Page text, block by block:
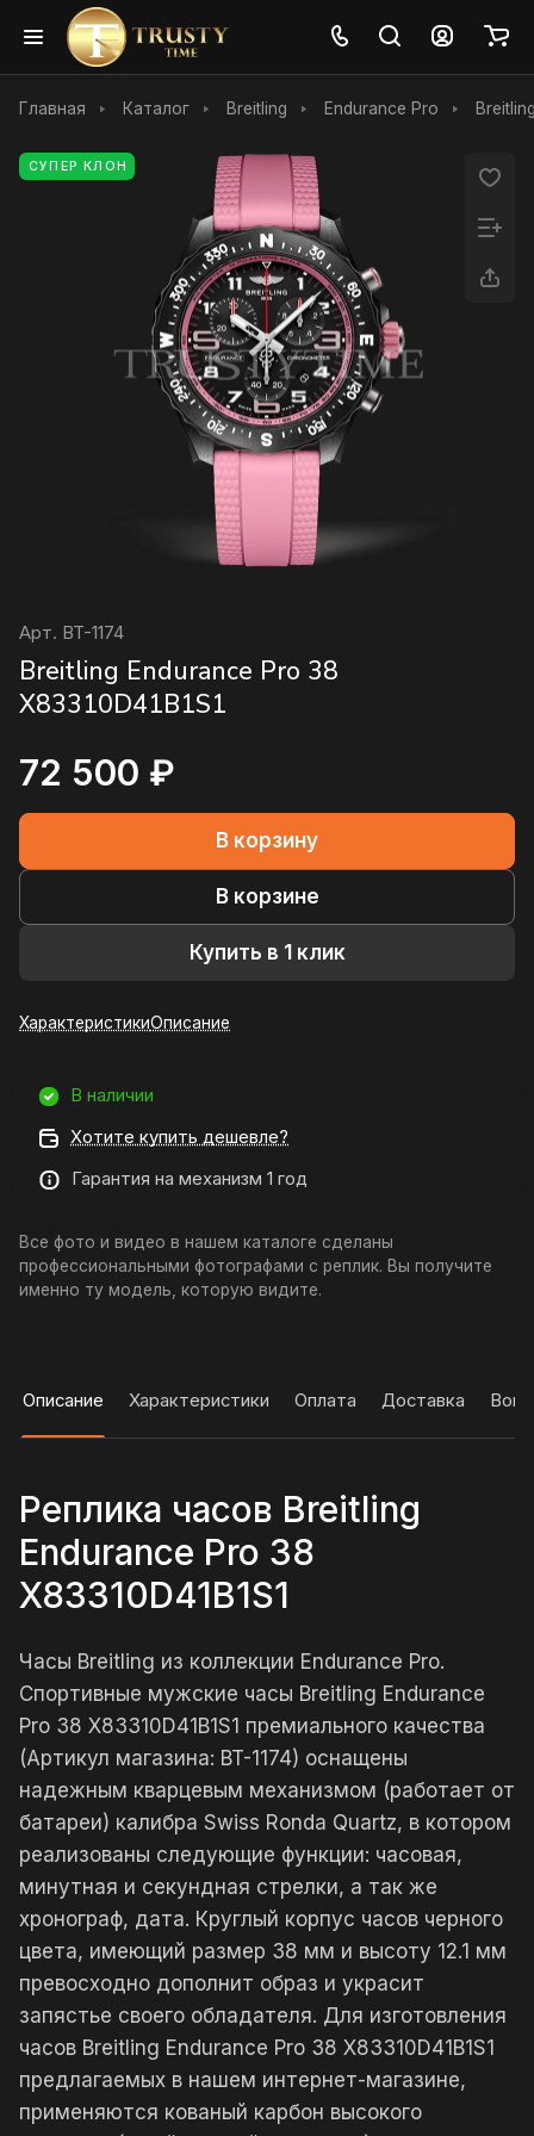
Главная Каталог Breitling Endurance Pro
СУПЕР КЛОН
Арт. BT-1174
Breitling Endurance Pro 38
X83310D41B1S1
72 500 ₽
В корзину
В корзине
Купить в 1 клик
ХарактеристикиОписание
В наличии
Хотите купить дешевле?
Гарантия на механизм 1 год
Все фото и видео в нашем каталоге сделаны
профессиональными фотографами с реплик. Вы получите
именно ту модель, которую видите.
Описание Характеристики Оплата Доставка
Реплика часов Breitling
Endurance Pro 38
X83310D41B1S1
Часы Breitling из коллекции Endurance Pro.
Спортивные мужские часы Breitling Endurance
Pro 38 X83310D41B1S1 премиального качества
(Артикул магазина: BT-1174) оснащены
надежным кварцевым механизмом (работает от
батареи) калибра Swiss Ronda Quartz, в котором
реализованы следующие функции: часовая,
минутная и секундная стрелки, а так же
хронограф, дата. Круглый корпус часов черного
цвета, имеющий размер 38 мм и высоту 12.1 мм
превосходно дополнит образ и украсит
запястье своего обладателя. Для изготовления
часов Breitling Endurance Pro 38 X83310D41B1S1
предлагаемых в нашем интернет-магазине,
применяются кованый карбон высокого